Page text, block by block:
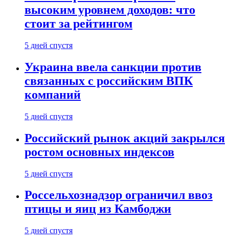
высоким уровнем доходов: что
стоит за рейтингом
5 дней спустя
Украина ввела санкции против
связанных с российским ВПК
компаний
5 дней спустя
Российский рынок акций закрылся
ростом основных индексов
5 дней спустя
Россельхознадзор ограничил ввоз
птицы и яиц из Камбоджи
5 дней спустя